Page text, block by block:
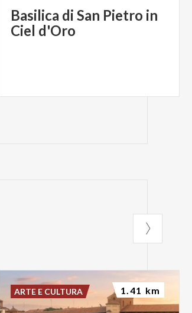
Basilica di San Pietro in
Ciel d'Oro
ARTE E CULTURA 1.41 km